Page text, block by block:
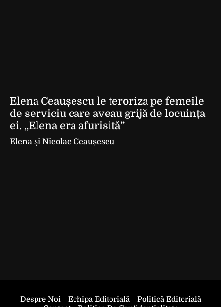
Elena Ceaușescu le teroriza pe femeile
de serviciu care aveau grijă de locuința
ei. „Elena era afurisită”
Elena și Nicolae Ceaușescu
Despre Noi Echipa Editorială
Politică Editorială